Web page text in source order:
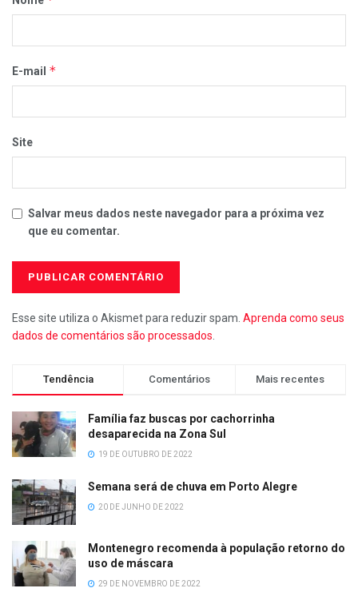
E-mail *
Site
Salvar meus dados neste navegador para a próxima vez
que eu comentar.
Esse site utiliza o Akismet para reduzir spam. Aprenda como seus
dados de comentários são processados
Tendência Comentários Mais recentes
Família faz buscas por cachorrinha
desaparecida na Zona Sul
19 DE OUTUBRO DE 2022
Semana será de chuva em Porto Alegre
20 DE JUNHO DE 2022
Montenegro recomenda à população retorno do
uso de máscara
29 DE NOVEMBRO DE 2022